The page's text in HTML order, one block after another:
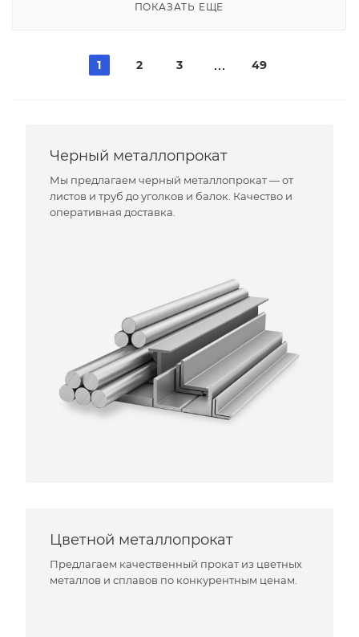
ПОКАЗАТЬ ЕЩЕ
1 2 3 49
Черный металлопрокат
Мы предлагаем черный металлопрокат — от
листов и труб до уголков и балок. Качество и
оперативная доставка.
Цветной металлопрокат
Предлагаем качественный прокат из цветных
металлов и сплавов по конкурентным ценам.